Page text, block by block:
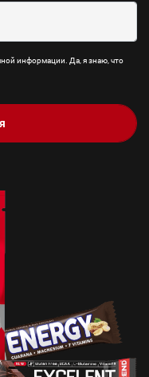
информации. Да, я знаю, что